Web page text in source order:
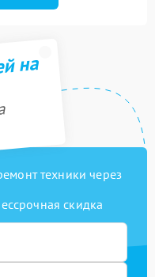
на
техники через
скидка